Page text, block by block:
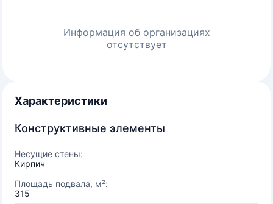
Информация об организациях
отсутствует
Характеристики
Конструктивные элементы
Несущие стены:
Кирпич
Площадь подвала, м²:
315